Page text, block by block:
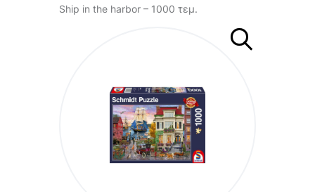
Ship in the harbor – 1000 τεμ.